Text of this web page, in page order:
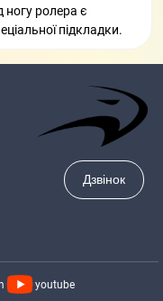
ногу ролера є
підкладки.
Дзвінок
youtube